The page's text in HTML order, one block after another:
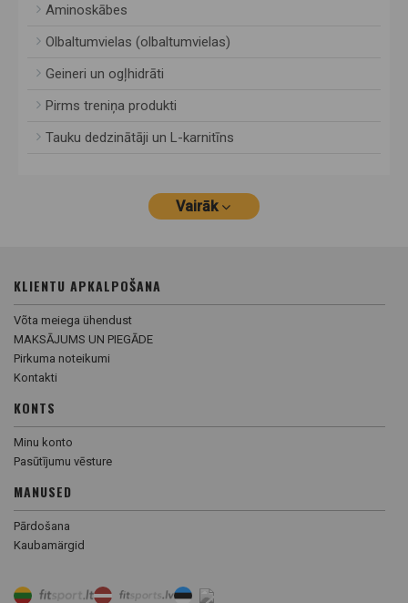
Aminoskābes
Olbaltumvielas (olbaltumvielas)
Geineri un ogļhidrāti
Pirms treniņa produkti
Tauku dedzinātāji un L-karnitīns
Vairāk
KLIENTU APKALPOŠANA
Võta meiega ühendust
MAKSĀJUMS UN PIEGĀDE
Pirkuma noteikumi
Kontakti
KONTS
Minu konto
Pasūtījumu vēsture
MANUSED
Pārdošana
Kaubamärgid